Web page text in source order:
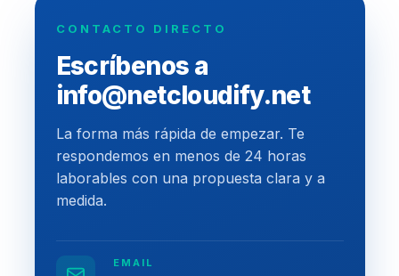
CONTACTO DIRECTO
Escríbenos a
info@netcloudify.net
La forma más rápida de empezar. Te
respondemos en menos de 24 horas
laborables con una propuesta clara y a
medida.
EMAIL